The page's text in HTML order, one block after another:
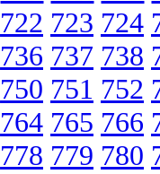
722 723 724
736 737 738
750 751 752
764 765 766
778 779 780